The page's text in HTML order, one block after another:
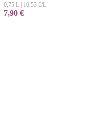
0,75 L | 10,53 €/L
7,90 €